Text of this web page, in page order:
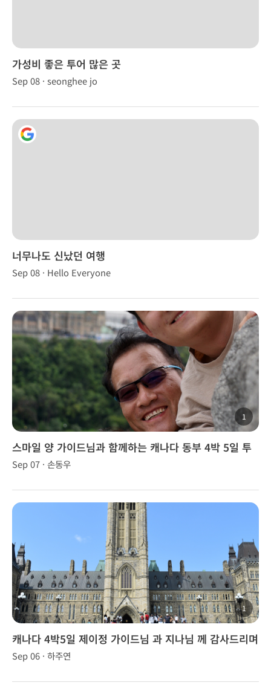
가성비 좋은 투어 많은 곳
Sep 08 · seonghee jo
너무나도 신났던 여행
Sep 08 · Hello Everyone
1
스마일 양 가이드님과 함께하는 캐나다 동부 4박 5일 투
어
Sep 07 · 손동우
1
캐나다 4박5일 제이정 가이드님 과 지나님 께 감사드리며
(8/27-9/1/18)
Sep 06 · 하주연